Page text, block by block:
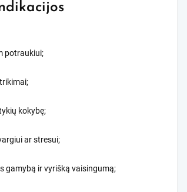
potraukiui;
kokybę;
ar stresui;
gamybą ir vyrišką vaisingumą;